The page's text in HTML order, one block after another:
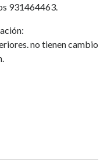
931464463.
no tienen cambio